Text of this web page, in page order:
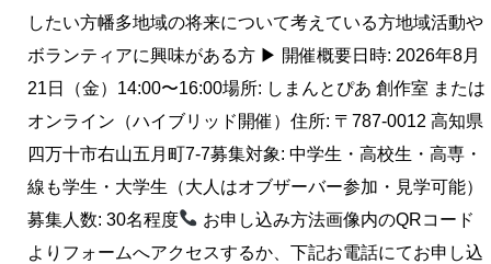
したい方幡多地域の将来について考えている方地域活動や
ボランティアに興味がある方 ▶︎ 開催概要日時: 2026年8月
21日（金）14:00〜16:00場所: しまんとぴあ 創作室 または
オンライン（ハイブリッド開催）住所: 〒787-0012 高知県
四万十市右山五月町7-7募集対象: 中学生・高校生・高専・
線も学生・大学生（大人はオブザーバー参加・見学可能）
募集人数: 30名程度
お申し込み方法画像内のQRコード
よりフォームへアクセスするか、下記お電話にてお申し込